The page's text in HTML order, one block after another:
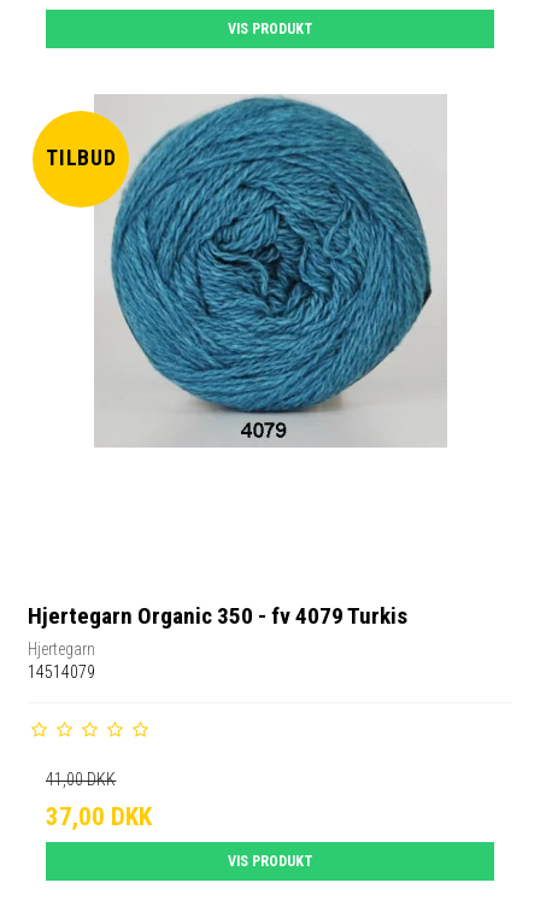
VIS PRODUKT
TILBUD
Hjertegarn Organic 350 - fv 4079 Turkis
Hjertegarn
14514079
41,00 DKK
37,00 DKK
VIS PRODUKT